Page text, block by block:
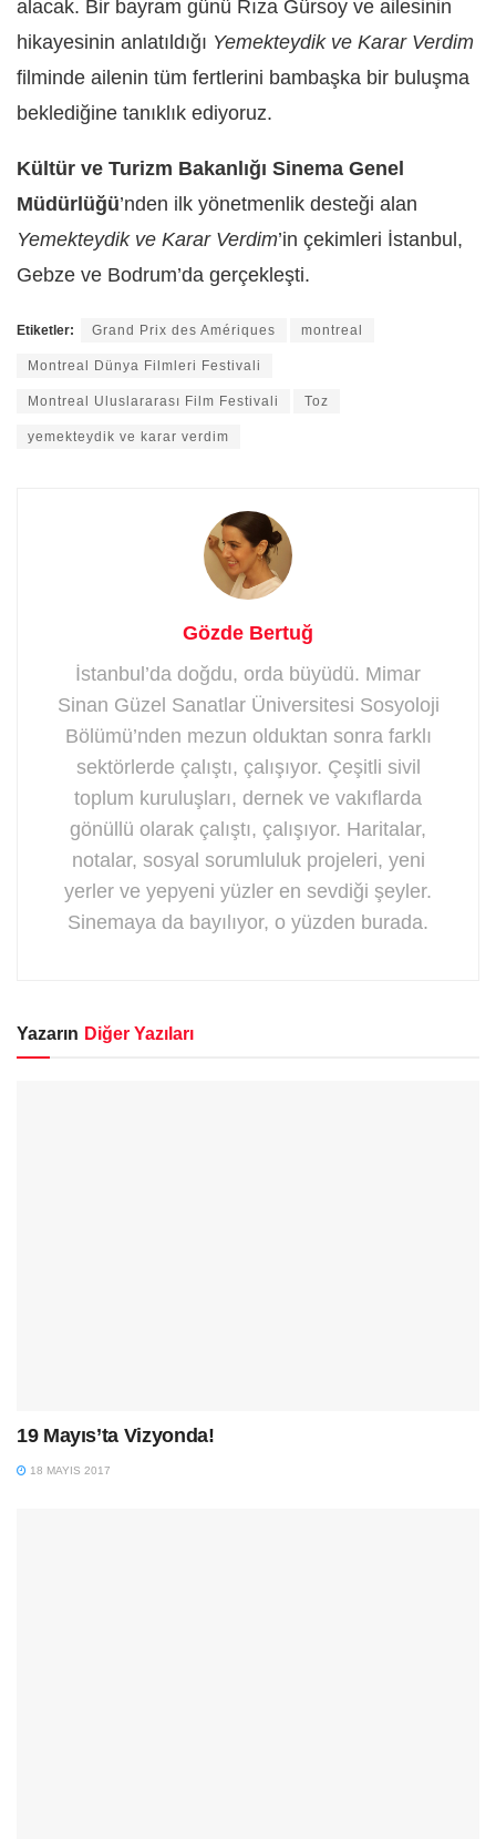
alacak. Bir bayram günü Rıza Gürsoy ve ailesinin
hikayesinin anlatıldığı Yemekteydik ve Karar Verdim
filminde ailenin tüm fertlerini bambaşka bir buluşma
beklediğine tanıklık ediyoruz.
Kültür ve Turizm Bakanlığı Sinema Genel
Müdürlüğü’nden ilk yönetmenlik desteği alan
Yemekteydik ve Karar Verdim’in çekimleri İstanbul,
Gebze ve Bodrum’da gerçekleşti.
Etiketler: Grand Prix des Amériques montreal
Montreal Dünya Filmleri Festivali
Montreal Uluslararası Film Festivali Toz
yemekteydik ve karar verdim
Gözde Bertuğ
İstanbul’da doğdu, orda büyüdü. Mimar
Sinan Güzel Sanatlar Üniversitesi Sosyoloji
Bölümü’nden mezun olduktan sonra farklı
sektörlerde çalıştı, çalışıyor. Çeşitli sivil
toplum kuruluşları, dernek ve vakıflarda
gönüllü olarak çalıştı, çalışıyor. Haritalar,
notalar, sosyal sorumluluk projeleri, yeni
yerler ve yepyeni yüzler en sevdiği şeyler.
Sinemaya da bayılıyor, o yüzden burada.
Yazarın Diğer Yazıları
19 Mayıs’ta Vizyonda!
18 MAYIS 2017